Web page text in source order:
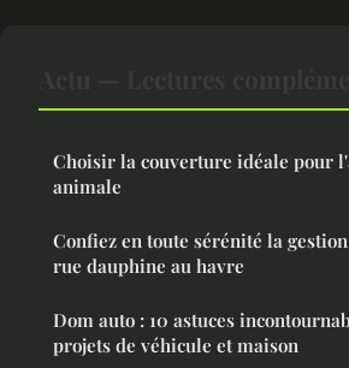
Choisir la couverture idéale pour
animale
Confiez en toute sérénité la
rue dauphine au havre
Dom auto : 10 astuces
projets de véhicule et maison